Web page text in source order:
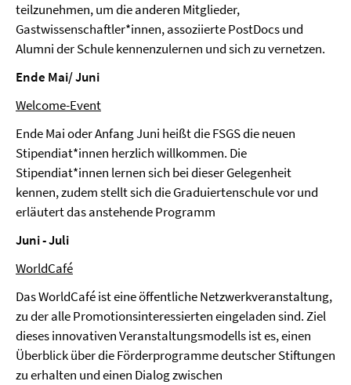
teilzunehmen, um die anderen Mitglieder,
Gastwissenschaftler*innen, assoziierte PostDocs und
Alumni der Schule kennenzulernen und sich zu vernetzen.
Ende Mai/ Juni
Welcome-Event
Ende Mai oder Anfang Juni heißt die FSGS die neuen
Stipendiat*innen herzlich willkommen. Die
Stipendiat*innen lernen sich bei dieser Gelegenheit
kennen, zudem stellt sich die Graduiertenschule vor und
erläutert das anstehende Programm
Juni - Juli
WorldCafé
Das WorldCafé ist eine öffentliche Netzwerkveranstaltung,
zu der alle Promotionsinteressierten eingeladen sind. Ziel
dieses innovativen Veranstaltungsmodells ist es, einen
Überblick über die Förderprogramme deutscher Stiftungen
zu erhalten und einen Dialog zwischen